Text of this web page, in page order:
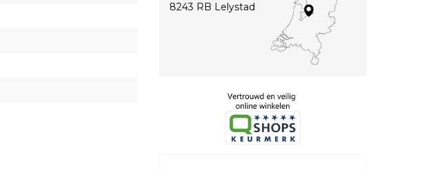
8243 RB Lelystad